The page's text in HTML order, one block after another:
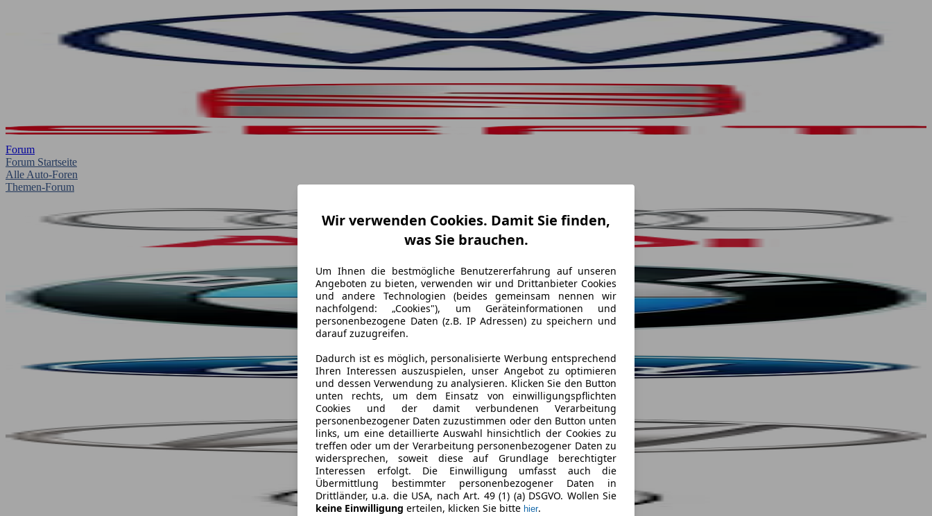
Forum
Forum Startseite
Alle Auto-Foren
Themen-Forum
Wir verwenden Cookies. Damit Sie finden,
was Sie brauchen.
Um Ihnen die bestmögliche Benutzererfahrung auf unseren
Angeboten zu bieten, verwenden wir und Drittanbieter Cookies
und andere Technologien (beides gemeinsam nennen wir
nachfolgend: „Cookies"), um Geräteinformationen und
personenbezogene Daten (z.B. IP Adressen) zu speichern und
darauf zuzugreifen.
Dadurch ist es möglich, personalisierte Werbung entsprechend
Ihren Interessen auszuspielen, unser Angebot zu optimieren
und dessen Verwendung zu analysieren. Klicken Sie den Button
unten rechts, um dem Einsatz von einwilligungspflichten
Cookies und der damit verbundenen Verarbeitung
personenbezogener Daten zuzustimmen oder den Button unten
links, um eine detaillierte Auswahl hinsichtlich der Cookies zu
treffen oder um der Verarbeitung personenbezogener Daten zu
widersprechen, soweit diese auf Grundlage berechtigter
Interessen erfolgt. Die Einwilligung umfasst auch die
Übermittlung bestimmter personenbezogener Daten in
Drittländer, u.a. die USA, nach Art. 49 (1) (a) DSGVO. Wollen Sie
keine Einwilligung erteilen, klicken Sie bitte hier.